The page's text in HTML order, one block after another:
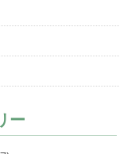
ー